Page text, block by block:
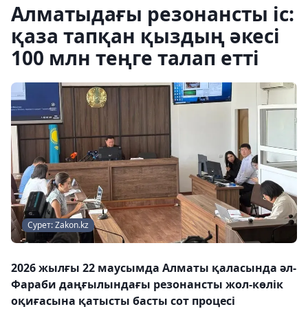
Алматыдағы резонансты іс:
қаза тапқан қыздың әкесі
100 млн теңге талап етті
Сурет: Zakon.kz
2026 жылғы 22 маусымда Алматы қаласында әл-
Фараби даңғылындағы резонансты жол-көлік
оқиғасына қатысты басты сот процесі